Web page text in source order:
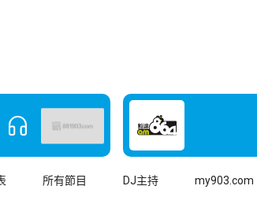
所有節目 DJ主持 my903.com